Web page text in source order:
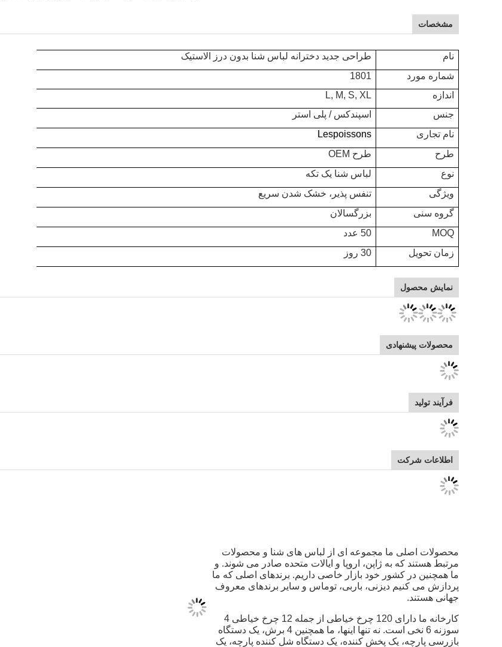
مشخصات
نام
طراحی جدید دخترانه لباس شنا بدون درز الاستیک
شماره مورد
1801
اندازه
L, M, S, XL
جنس
اسپندکس / پلی استر
نام تجاری
Lespoissons
طرح
طرح OEM
نوع
لباس شنا یک تکه
ویژگی
تنفس پذیر، خشک شدن سریع
گروه سنی
بزرگسالان
MOQ
50 عدد
زمان تحویل
30 روز
نمایش محصول
محصولات پیشنهادی
فرآیند تولید
اطلاعات شرکت
محصولات اصلی ما مجموعه ای از لباس های شنا و محصولات
مرتبط هستند که به ژاپن، اروپا و ایالات متحده صادر می شوند. و
ما همچنین در کشور خود بازار خاصی داریم. برندهای اصلی که ما
پردازش می کنیم دیزنی، باربی، توماس و سایر برندهای معروف
جهانی هستند.
کارخانه ما دارای 120 چرخ خیاطی از جمله 12 چرخ خیاطی 4
سوزنه 6 نخی است. نه تنها اینها، ما همچنین 4 برش، یک دستگاه
بازرسی پارچه، یک پخش کننده، یک دستگاه شل کننده پارچه، یک